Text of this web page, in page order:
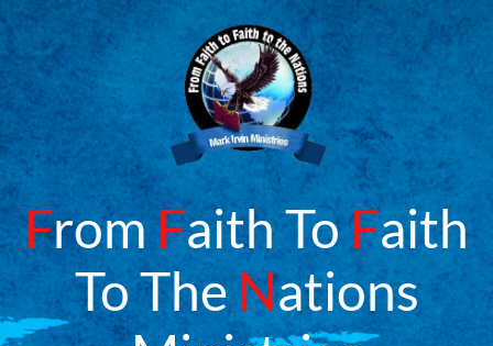
FromFaith ToFaith
To TheNations